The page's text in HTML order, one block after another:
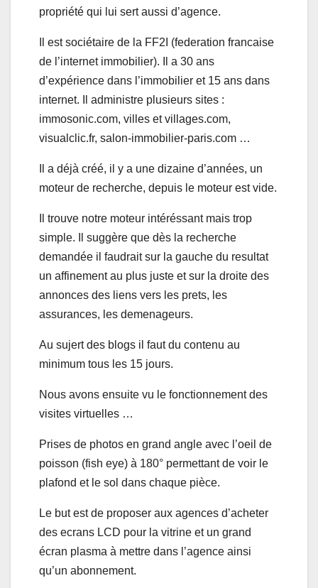
propriété qui lui sert aussi d’agence.
Il est sociétaire de la FF2I (federation francaise
de l’internet immobilier). Il a 30 ans
d’expérience dans l’immobilier et 15 ans dans
internet. Il administre plusieurs sites :
immosonic.com, villes et villages.com,
visualclic.fr, salon-immobilier-paris.com …
Il a déjà créé, il y a une dizaine d’années, un
moteur de recherche, depuis le moteur est vide.
Il trouve notre moteur intéréssant mais trop
simple. Il suggère que dès la recherche
demandée il faudrait sur la gauche du resultat
un affinement au plus juste et sur la droite des
annonces des liens vers les prets, les
assurances, les demenageurs.
Au sujert des blogs il faut du contenu au
minimum tous les 15 jours.
Nous avons ensuite vu le fonctionnement des
visites virtuelles …
Prises de photos en grand angle avec l’oeil de
poisson (fish eye) à 180° permettant de voir le
plafond et le sol dans chaque pièce.
Le but est de proposer aux agences d’acheter
des ecrans LCD pour la vitrine et un grand
écran plasma à mettre dans l’agence ainsi
qu’un abonnement.